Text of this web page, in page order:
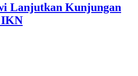
Lanjutkan Kunjungan